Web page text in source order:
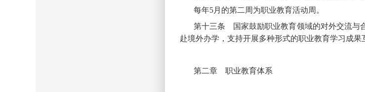
每年5月的第二周为职业教育活动周。
第十三条 国家鼓励职业教育领域的对外交流与
赴境外办学，支持开展多种形式的职业教育学习成果
第二章 职业教育体系